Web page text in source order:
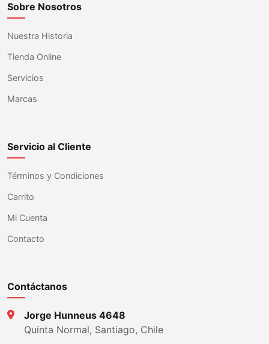
Sobre Nosotros
Nuestra Historia
Tienda Online
Servicios
Marcas
Servicio al Cliente
Términos y Condiciones
Carrito
Mi Cuenta
Contacto
Contáctanos
Jorge Hunneus 4648
Quinta Normal, Santiago, Chile